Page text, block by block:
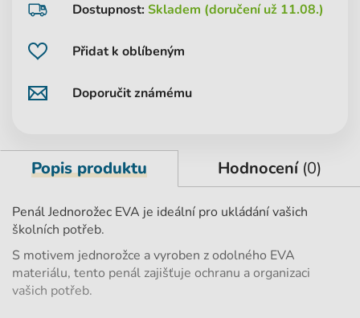
Přidat k oblíbeným
Doporučit známému
Dostupnost:Skladem (doručení už 11.08.)
Popis produktu Hodnocení (0)
Penál Jednorožec EVA je ideální pro ukládání vašich
školních potřeb.
S motivem jednorožce a vyroben z odolného EVA
materiálu, tento penál zajišťuje ochranu a organizaci
vašich potřeb.